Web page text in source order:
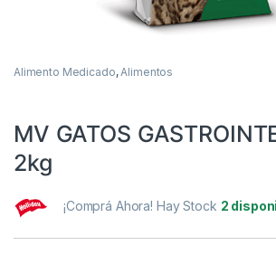
Alimento Medicado,Alimentos
MV GATOS
2kg
¡Comprá Ahora! Hay Stock 2